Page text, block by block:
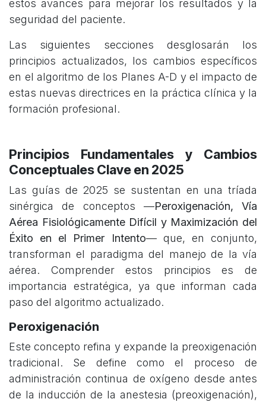
estos avances para mejorar los resultados y la
seguridad del paciente.
Las siguientes secciones desglosarán los
principios actualizados, los cambios específicos
en el algoritmo de los Planes A-D y el impacto de
estas nuevas directrices en la práctica clínica y la
formación profesional.
Principios Fundamentales y Cambios
Conceptuales Clave en 2025
Las guías de 2025 se sustentan en una tríada
sinérgica de conceptos —Peroxigenación, Vía
Aérea Fisiológicamente Difícil y Maximización del
Éxito en el Primer Intento— que, en conjunto,
transforman el paradigma del manejo de la vía
aérea. Comprender estos principios es de
importancia estratégica, ya que informan cada
paso del algoritmo actualizado.
Peroxigenación
Este concepto refina y expande la preoxigenación
tradicional. Se define como el proceso de
administración continua de oxígeno desde antes
de la inducción de la anestesia (preoxigenación),